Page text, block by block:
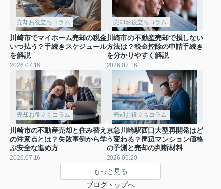
売却お役立ちコラム
川崎市でマイホーム売却の税金
いつ払う？手続きスケジュール
を解説
2026.07.16
売却お役立ちコラム
川崎市の不動産売却で損しない
方法は？税金控除の申請手続き
を分かりやすく解説
2026.07.16
売却お役立ちコラム
川崎市の不動産売却と住み替え
の注意点とは？失敗事例から学
ぶ安全な進め方
2026.07.16
売却お役立ちコラム
京急川崎駅西口大型再開発はど
う変わる？周辺マンション価格
の予測と売却の判断材料
2026.06.20
もっと見る
ブログトップへ